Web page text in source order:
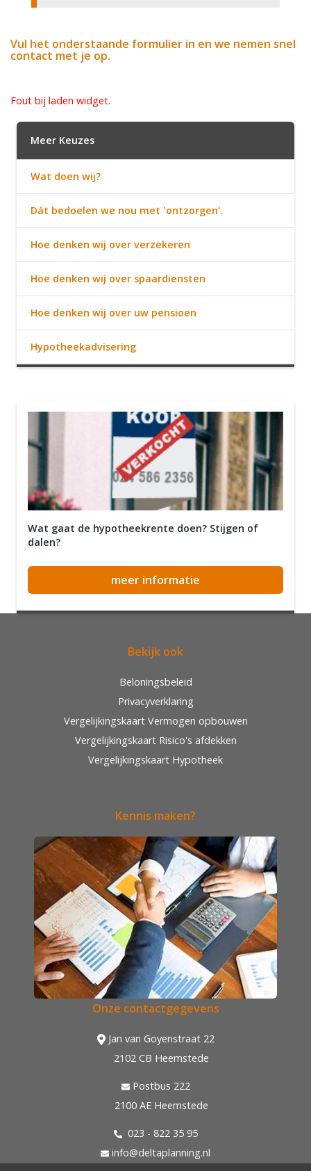
Vul het onderstaande formulier in en we nemen snel
contact met je op.
Fout bij laden widget.
Meer Keuzes
Wat doen wij?
Dát bedoelen we nou met 'ontzorgen'.
Hoe denken wij over verzekeren
Hoe denken wij over spaardiensten
Hoe denken wij over uw pensioen
Hypotheekadvisering
Wat gaat de hypotheekrente doen? Stijgen of
dalen?
meer informatie
Bekijk ook
Beloningsbeleid
Privacyverklaring
Vergelijkingskaart Vermogen opbouwen
Vergelijkingskaart Risico's afdekken
Vergelijkingskaart Hypotheek
Kennis maken?
Onze contactgegevens
Jan van Goyenstraat 22
2102 CB Heemstede
Postbus 222
2100 AE Heemstede
023 - 822 35 95
info@deltaplanning.nl